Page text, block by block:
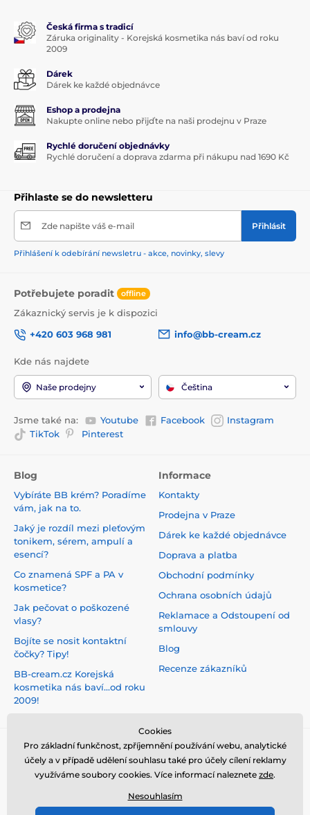
Česká firma s tradicí
Záruka originality - Korejská kosmetika nás baví od roku
2009
Dárek
Dárek ke každé objednávce
Eshop a prodejna
Nakupte online nebo přijďte na naši prodejnu v Praze
Rychlé doručení objednávky
Rychlé doručení a doprava zdarma při nákupu nad 1690 Kč
Přihlaste se do newsletteru
Zde napište váš e-mail Přihlásit
Přihlášení k odebírání newsletru - akce, novinky, slevy
Potřebujete poradit offline
Zákaznický servis je k dispozici
+420 603 968 981
info@bb-cream.cz
Kde nás najdete
Naše prodejny Čeština
Jsme také na: Youtube Facebook
Instagram
TikTok
Pinterest
Blog
Vybíráte BB krém? Poradíme
vám, jak na to.
Jaký je rozdíl mezi pleťovým
tonikem, sérem, ampulí a
esencí?
Co znamená SPF a PA v
kosmetice?
Jak pečovat o poškozené
vlasy?
Bojíte se nosit kontaktní
čočky? Tipy!
BB-cream.cz Korejská
kosmetika nás baví...od roku
2009!
Informace
Kontakty
Prodejna v Praze
Dárek ke každé objednávce
Doprava a platba
Obchodní podmínky
Ochrana osobních údajů
Reklamace a Odstoupení od
smlouvy
Blog
Recenze zákazníků
Cookies
Pro základní funkčnost, zpříjemnění používání webu, analytické
účely a v případě udělení souhlasu také pro účely cílení reklamy
využíváme soubory cookies. Více informací naleznete zde.
Nesouhlasím